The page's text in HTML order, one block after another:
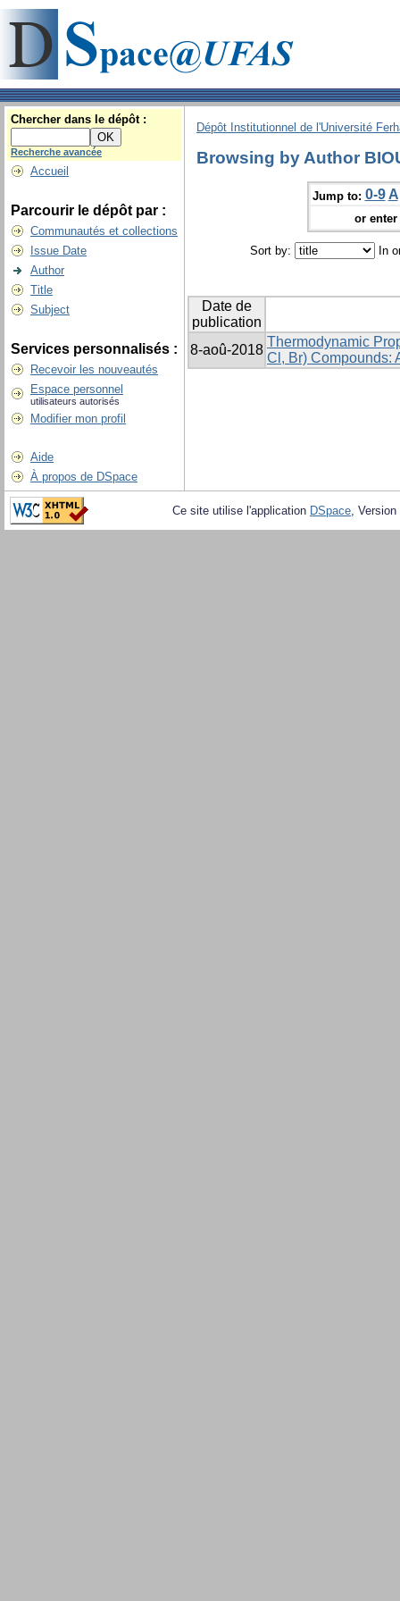
Chercher dans le dépôt :
Recherche avancée
Accueil
Parcourir le dépôt par :
Communautés et collections
Issue Date
Author
Title
Subject
Services personnalisés :
Recevoir les nouveautés
Espace personnel
utilisateurs autorisés
Modifier mon profil
Aide
À propos de DSpace
Dépôt Institutionnel de l'Université
Browsing by Author
Jump to: 0-9 A
or
Sort by: In
Date de
publication
8-aoû-2018
Thermodynamic
Cl, Br) Compounds:
Ce site utilise l'application DSpace,